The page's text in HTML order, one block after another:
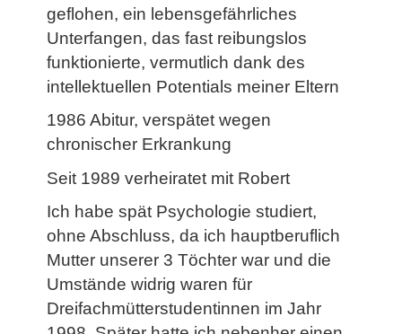
geflohen, ein lebensgefährliches
Unterfangen, das fast reibungslos
funktionierte, vermutlich dank des
intellektuellen Potentials meiner Eltern
1986 Abitur, verspätet wegen
chronischer Erkrankung
Seit 1989 verheiratet mit Robert
Ich habe spät Psychologie studiert,
ohne Abschluss, da ich hauptberuflich
Mutter unserer 3 Töchter war und die
Umstände widrig waren für
Dreifachmütterstudentinnen im Jahr